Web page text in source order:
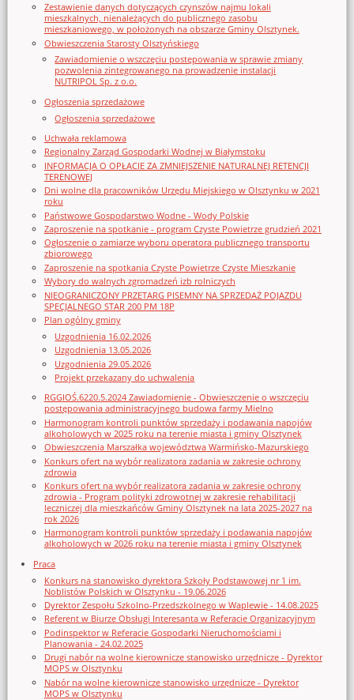
Zestawienie danych dotyczących czynszów najmu lokali
mieszkalnych, nienależących do publicznego zasobu
mieszkaniowego, w położonych na obszarze Gminy Olsztynek.
Obwieszczenia Starosty Olsztyńskiego
Zawiadomienie o wszczęciu postępowania w sprawie zmiany
pozwolenia zintegrowanego na prowadzenie instalacji
NUTRIPOL Sp. z o.o.
Ogłoszenia sprzedażowe
Ogłoszenia sprzedażowe
Uchwała reklamowa
Regionalny Zarząd Gospodarki Wodnej w Białymstoku
INFORMACJA O OPŁACIE ZA ZMNIEJSZENIE NATURALNEJ RETENCJI
TERENOWEJ
Dni wolne dla pracowników Urzędu Miejskiego w Olsztynku w 2021
roku
Państwowe Gospodarstwo Wodne - Wody Polskie
Zaproszenie na spotkanie - program Czyste Powietrze grudzień 2021
Ogłoszenie o zamiarze wyboru operatora publicznego transportu
zbiorowego
Zaproszenie na spotkania Czyste Powietrze Czyste Mieszkanie
Wybory do walnych zgromadzeń izb rolniczych
NIEOGRANICZONY PRZETARG PISEMNY NA SPRZEDAŻ POJAZDU
SPECJALNEGO STAR 200 PM 18P
Plan ogólny gminy
Uzgodnienia 16.02.2026
Uzgodnienia 13.05.2026
Uzgodnienia 29.05.2026
Projekt przekazany do uchwalenia
RGGIOŚ.6220.5.2024 Zawiadomienie - Obwieszczenie o wszczęciu
postępowania administracyjnego budowa farmy Mielno
Harmonogram kontroli punktów sprzedaży i podawania napojów
alkoholowych w 2025 roku na terenie miasta i gminy Olsztynek
Obwieszczenia Marszałka województwa Warmińsko-Mazurskiego
Konkurs ofert na wybór realizatora zadania w zakresie ochrony
zdrowia
Konkurs ofert na wybór realizatora zadania w zakresie ochrony
zdrowia - Program polityki zdrowotnej w zakresie rehabilitacji
leczniczej dla mieszkańców Gminy Olsztynek na lata 2025-2027 na
rok 2026
Harmonogram kontroli punktów sprzedaży i podawania napojów
alkoholowych w 2026 roku na terenie miasta i gminy Olsztynek
Praca
Konkurs na stanowisko dyrektora Szkoły Podstawowej nr 1 im.
Noblistów Polskich w Olsztynku - 19.06.2026
Dyrektor Zespołu Szkolno-Przedszkolnego w Waplewie - 14.08.2025
Referent w Biurze Obsługi Interesanta w Referacie Organizacyjnym
Podinspektor w Referacie Gospodarki Nieruchomościami i
Planowania - 24.02.2025
Drugi nabór na wolne kierownicze stanowisko urzędnicze - Dyrektor
MOPS w Olsztynku
Nabór na wolne kierownicze stanowisko urzędnicze - Dyrektor
MOPS w Olsztynku